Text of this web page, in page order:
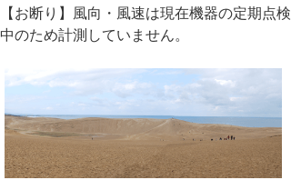
【お断り】風向・風速は現在機器の定期点検
中のため計測していません。